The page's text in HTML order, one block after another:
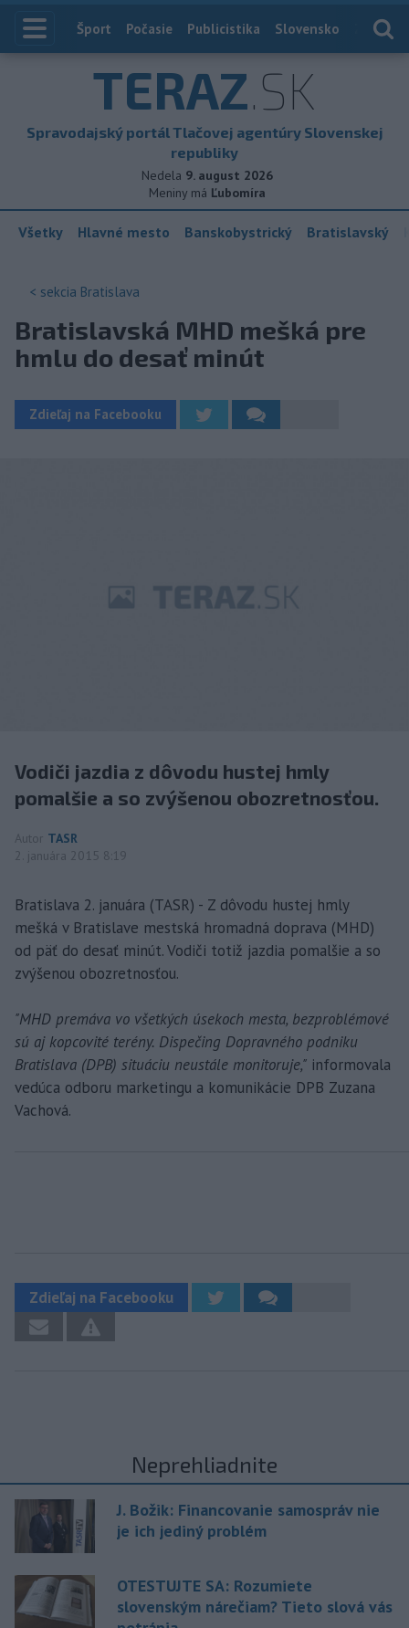
Index
Šport Počasie Publicistika Slovensko
TERAZ.SK
Spravodajský portál Tlačovej agentúry Slovenskej
republiky
Nedela 9. august 2026
Meniny má Ľubomíra
Všetky Hlavné mesto Banskobystrický Bratislavský
< sekcia Bratislava
Bratislavská MHD mešká pre
hmlu do desať minút
Zdieľaj na Facebooku
Vodiči jazdia z dôvodu hustej hmly
pomalšie a so zvýšenou obozretnosťou.
Autor TASR
2. januára 2015 8:19
Bratislava 2. januára (TASR) - Z dôvodu hustej hmly
mešká v Bratislave mestská hromadná doprava (MHD)
od päť do desať minút. Vodiči totiž jazdia pomalšie a so
zvýšenou obozretnosťou.
"MHD premáva vo všetkých úsekoch mesta, bezproblémové
sú aj kopcovité terény. Dispečing Dopravného podniku
Bratislava (DPB) situáciu neustále monitoruje," informovala
vedúca odboru marketingu a komunikácie DPB Zuzana
Vachová.
Zdieľaj na Facebooku
Neprehliadnite
J. Božik: Financovanie samospráv nie
je ich jediný problém
OTESTUJTE SA: Rozumiete
slovenským nárečiam? Tieto slová vás